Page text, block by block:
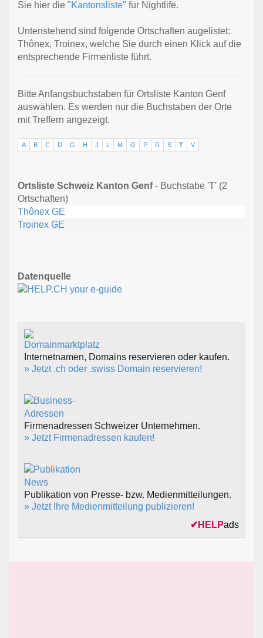
Sie hier die "Kantonsliste" für Nightlife.
Untenstehend sind folgende Ortschaften augelistet:
Thônex, Troinex, welche Sie durch einen Klick auf die
entsprechende Firmenliste führt.
Bitte Anfangsbuchstaben für Ortsliste Kanton Genf
auswählen. Es werden nur die Buchstaben der Orte
mit Treffern angezeigt.
A B C D G H J L M O P R S T V
Ortsliste Schweiz Kanton Genf- Buchstabe 'T' (2
Ortschaften)
Thônex GE
Troinex GE
Datenquelle
Internetnamen, Domains reservieren oder kaufen.
» Jetzt .ch oder .swiss Domain reservieren!
Firmenadressen Schweizer Unternehmen.
» Jetzt Firmenadressen kaufen!
Publikation von Presse- bzw. Medienmitteilungen.
» Jetzt Ihre Medienmitteilung publizieren!
✔ HELPads